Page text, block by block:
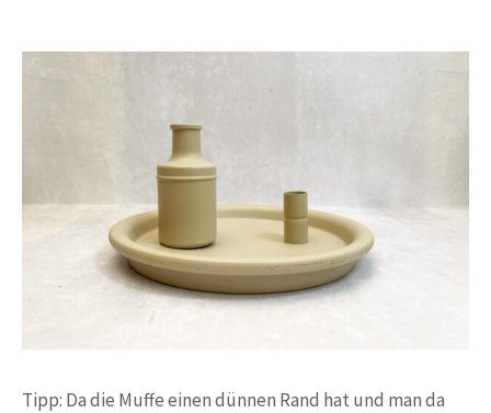
Tipp: Da die Muffe einen dünnen Rand hat und man da